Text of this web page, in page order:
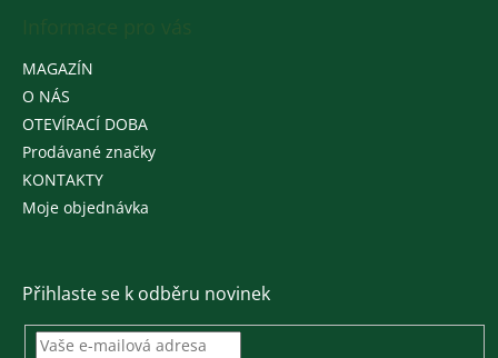
MAGAZÍN
O NÁS
OTEVÍRACÍ DOBA
Prodávané značky
KONTAKTY
Moje objednávka
Přihlaste se k odběru novinek